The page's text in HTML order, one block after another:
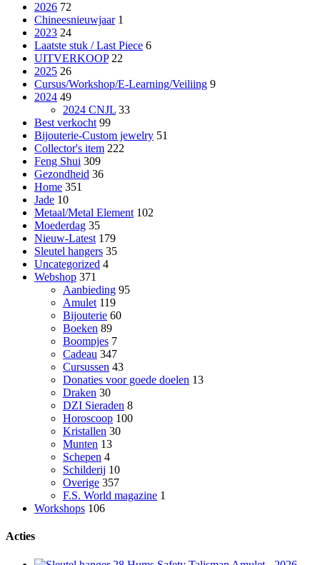
2026 72
Chineesnieuwjaar 1
2023 24
Laatste stuk / Last Piece 6
UITVERKOOP 22
2025 26
Cursus/Workshop/E-Learning/Veiliing 9
2024 49
2024 CNJL 33
Best verkocht 99
Bijouterie-Custom jewelry 51
Collector's item 222
Feng Shui 309
Gezondheid 36
Home 351
Jade 10
Metaal/Metal Element 102
Moederdag 35
Nieuw-Latest 179
Sleutel hangers 35
Uncategorized 4
Webshop 371
Aanbieding 95
Amulet 119
Bijouterie 60
Boeken 89
Boompjes 7
Cadeau 347
Cursussen 43
Donaties voor goede doelen 13
Draken 30
DZI Sieraden 8
Horoscoop 100
Kristallen 30
Munten 13
Schepen 4
Schilderij 10
Overige 357
F.S. World magazine 1
Workshops 106
Acties